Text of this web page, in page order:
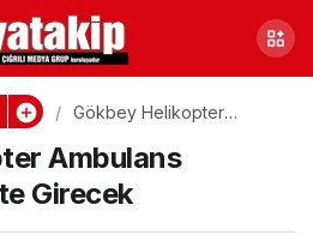
Gökbey Helikopter
Hizmete Girecek
Ambulans
Girecek
Paylaş